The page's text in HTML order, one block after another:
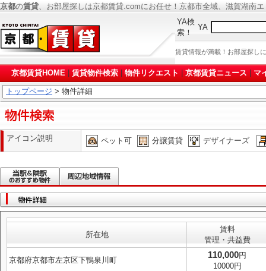
京都の賃貸、お部屋探しは京都賃貸.comにお任せ！京都市全域、滋賀湖南
YA検
索！
YA
賃貸情報が満載！お部屋探し
京都賃貸HOME 賃貸物件検索 物件リクエスト 京都賃貸ニュース マ
トップページ > 物件詳細
アイコン説明 ペット可 分譲賃貸 デザイナーズ
所在地
賃料
管理・共益費
京都府京都市左京区下鴨泉川町
110,000円
10000円